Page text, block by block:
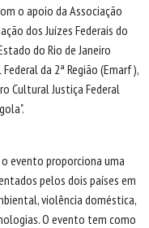
o apoio da Associação
dos Juízes Federais do
do Rio de Janeiro
da 2ª Região (Emarf),
Cultural Justiça Federal
evento proporciona uma
pelos dois países em
violência doméstica,
O evento tem como